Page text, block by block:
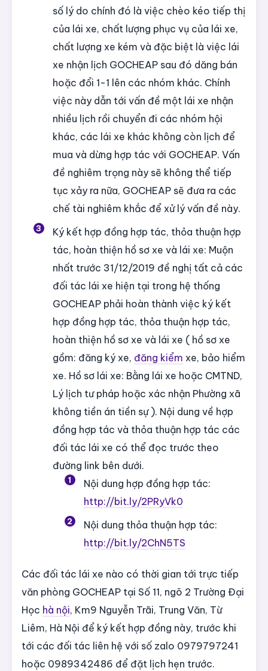
số lý do chính đó là việc chèo kéo tiếp thị
của lái xe, chất lượng phục vụ của lái xe,
chất lượng xe kém và đặc biệt là việc lái
xe nhận lịch GOCHEAP sau đó dăng bán
hoặc đổi 1-1 lên các nhóm khác. Chính
việc này dẫn tới vấn đề một lái xe nhận
nhiều lịch rồi chuyển đi các nhóm hội
khác, các lái xe khác không còn lịch để
mua và dừng hợp tác với GOCHEAP. Vấn
đề nghiêm trọng này sẽ không thể tiếp
tục xảy ra nữa, GOCHEAP sẽ đưa ra các
chế tài nghiêm khắc để xử lý vấn đề này.
Ký kết hợp đồng hợp tác, thỏa thuận hợp
tác, hoàn thiện hồ sơ xe và lái xe: Muộn
nhất trước 31/12/2019 đề nghị tất cả các
đối tác lái xe hiện tại trong hệ thống
GOCHEAP phải hoàn thành việc ký kết
hợp đồng hợp tác, thỏa thuận hợp tác,
hoàn thiện hồ sơ xe và lái xe ( hồ sơ xe
gồm: đăng ký xe, đăng kiểm xe, bảo hiểm
xe. Hồ sơ lái xe: Bằng lái xe hoặc CMTND,
Lý lịch tư pháp hoặc xác nhận Phường xã
không tiền án tiền sự ). Nội dung về hợp
đồng hợp tác và thỏa thuận hợp tác các
đối tác lái xe có thể đọc trước theo
đường link bên dưới.
Nội dung hợp đồng hợp tác:
http://bit.ly/2PRyVk0
Nội dung thỏa thuận hợp tác:
http://bit.ly/2ChN5TS
Các đối tác lái xe nào có thời gian tới trực tiếp
văn phòng GOCHEAP tại Số 11, ngõ 2 Trường Đại
Học hà nội, Km9 Nguyễn Trãi, Trung Văn, Từ
Liêm, Hà Nội để ký kết hợp đồng này, trước khi
tới các đối tác liên hệ với số zalo 0979797241
hoặc 0989342486 để đặt lịch hẹn trước.